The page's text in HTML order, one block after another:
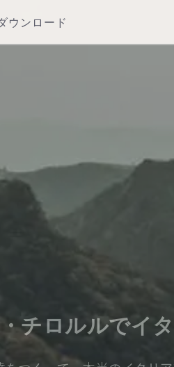
ウンロード
チロルルでイ